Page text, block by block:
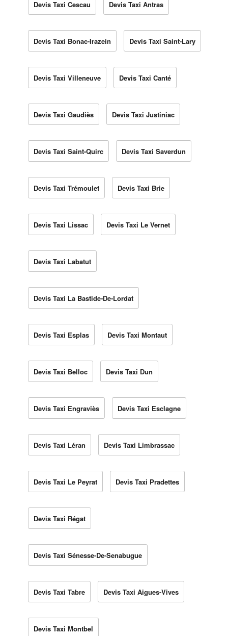
Devis Taxi Cescau Devis Taxi Antras
Devis Taxi Bonac-Irazein Devis Taxi Saint-Lary
Devis Taxi Villeneuve Devis Taxi Canté
Devis Taxi Gaudiès Devis Taxi Justiniac
Devis Taxi Saint-Quirc Devis Taxi Saverdun
Devis Taxi Trémoulet Devis Taxi Brie
Devis Taxi Lissac Devis Taxi Le Vernet
Devis Taxi Labatut
Devis Taxi La Bastide-De-Lordat
Devis Taxi Esplas Devis Taxi Montaut
Devis Taxi Belloc Devis Taxi Dun
Devis Taxi Engraviès Devis Taxi Esclagne
Devis Taxi Léran Devis Taxi Limbrassac
Devis Taxi Le Peyrat Devis Taxi Pradettes
Devis Taxi Régat
Devis Taxi Sénesse-De-Senabugue
Devis Taxi Tabre Devis Taxi Aigues-Vives
Devis Taxi Montbel